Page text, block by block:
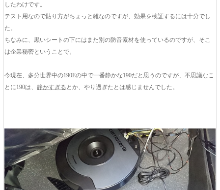
したわけです。
テスト用なので貼り方がちょっと雑なのですが、効果を検証するには十分でし
た。
ちなみに、黒いシートの下にはまた別の防音素材を使っているのですが、そこ
は企業秘密ということで。
今現在、多分世界中の190Eの中で一番静かな190だと思うのですが、不思議なこ
とに190は、 静かすぎる とか、やり過ぎたとは感じませんでした。